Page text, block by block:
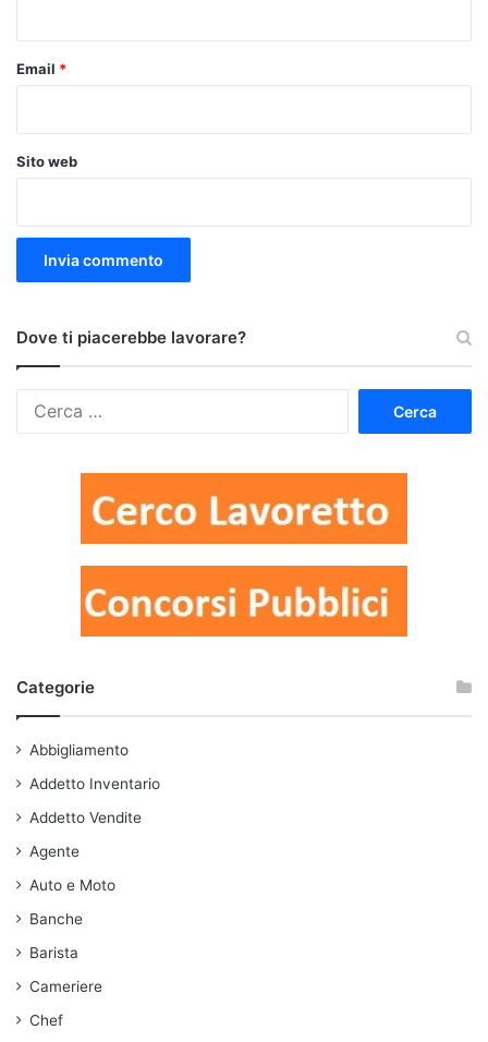
Email *
Sito web
Dove ti piacerebbe lavorare?
Categorie
Abbigliamento
Addetto Inventario
Addetto Vendite
Agente
Auto e Moto
Banche
Barista
Cameriere
Chef